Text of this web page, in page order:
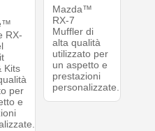
RX-
Kits
per
e
Mazda™
RX-7
Muffler di
alta qualità
utilizzato per
un aspetto e
prestazioni
personalizzate.